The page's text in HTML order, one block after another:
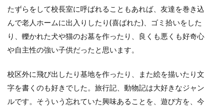
たずらをして校長室に呼ばれることもあれば、友達を巻き込
んで老人ホームに出入りしたり(喜ばれた)、ゴミ拾いをした
り、轢かれた犬や猫のお墓を作ったり、良くも悪くも好奇心
や自主性の強い子供だったと思います。
校区外に飛び出したり基地を作ったり、また絵を描いたり文
字を書くのも好きでした。旅行記、動物記は大好きなジャン
ルです。そういう忘れていた興味あることを、遊び方を、今